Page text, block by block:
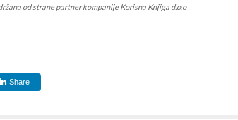
od strane partner kompanije Korisna Knjiga d.o.o
Share